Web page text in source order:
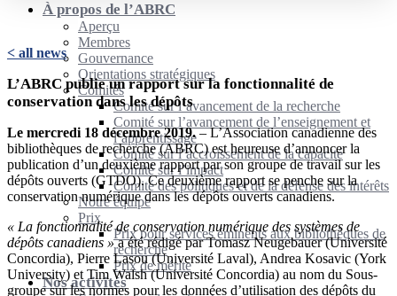
À propos de l’ABRC
Aperçu
Membres
Gouvernance
Orientations stratégiques
Comités
Comité sur l’avancement de la recherche
Comité sur l’avancement de l’enseignement et
l’apprentissage
Comité sur l’accroissement de la capacité
Comité sur l’impact
Comité des politiques et de la défense des intérêts
Notre équipe
Prix
Prix pour services éminents aux bibliothèques de
recherche
Prix de mérite
Nos activités
< all news
L’ABRC publie un rapport sur la fonctionnalité de
conservation dans les dépôts
Le mercredi 18 décembre 2019.– L’Association canadienne des
bibliothèques de recherche (ABRC) est heureuse d’annoncer la
publication d’un deuxième rapport par son groupe de travail sur les
dépôts ouverts (GTDO). Ce deuxième rapport se penche sur la
conservation numérique dans les dépôts ouverts canadiens.
« La fonctionnalité de conservation numérique des systèmes de
dépôts canadiens »a été rédigé par Tomasz Neugebauer (Université
Concordia), Pierre Lasou (Université Laval), Andrea Kosavic (York
University) et Tim Walsh (Université Concordia) au nom du Sous-
groupe sur les normes pour les données d’utilisation des dépôts du